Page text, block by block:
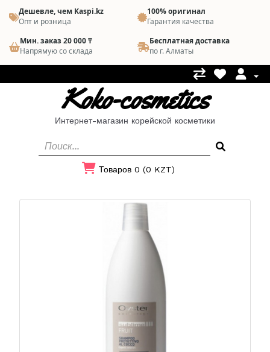
Дешевле, чем Kaspi.kz
Опт и розница
100% оригинал
Гарантия качества
Мин. заказ 20 000 ₸
Напрямую со склада
Бесплатная доставка
по г. Алматы
Koko-cosmetics
Интернет-магазин корейской косметики
Товаров 0 (0 KZT)